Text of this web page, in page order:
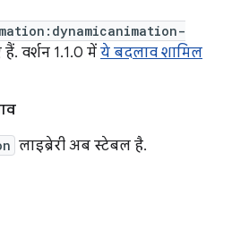
वर्शन 1.1.0 में ये बदलाव शामिल
लाइब्रेरी अब स्टेबल है.